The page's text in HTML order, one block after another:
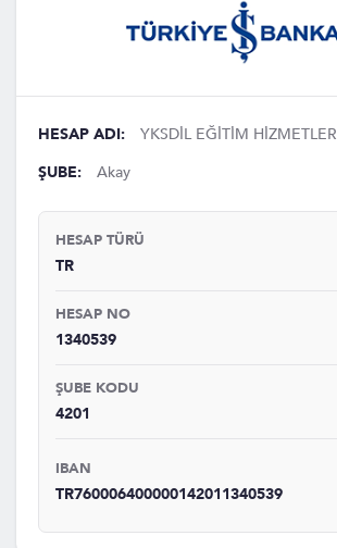
HESAP ADI:
YKSDİL EĞİTİM HİZMETLERİ
ŞUBE:
Akay
HESAP TÜRÜ
TR
HESAP NO
1340539
ŞUBE KODU
4201
IBAN
TR760006400000142011340539